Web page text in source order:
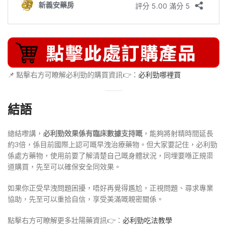
📌 點擊右方可瞭解必利勁的購買資訊👉： 必利勁哪裡買
結語
總結嚟講， 必利勁效果係有臨床數據支持嘅 ，能夠將射精時間延長
約3倍，係目前國際上認可嘅早洩治療藥物。但大家要記住，必利勁
係處方藥物，使用前要了解清楚自己嘅身體狀況，同埋要喺正規渠
道購買，先至可以確保安全同效果。
如果你正受早洩問題困擾，唔好再覺得尷尬，正視問題、尋求專業
協助，先至可以重拾自信，享受美滿嘅親密關係。
點擊右方可瞭解更多壯陽藥資訊👉： 必利勁吃法教學